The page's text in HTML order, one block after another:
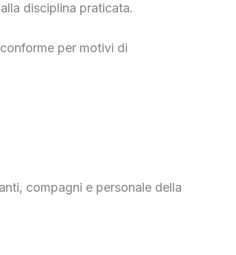
disciplina praticata.
per motivi di
compagni e personale della